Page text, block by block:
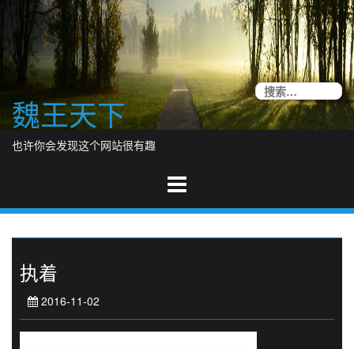
content
魏王天下
也许你会发现这个网站很有趣
搜
执着
2016-11-02